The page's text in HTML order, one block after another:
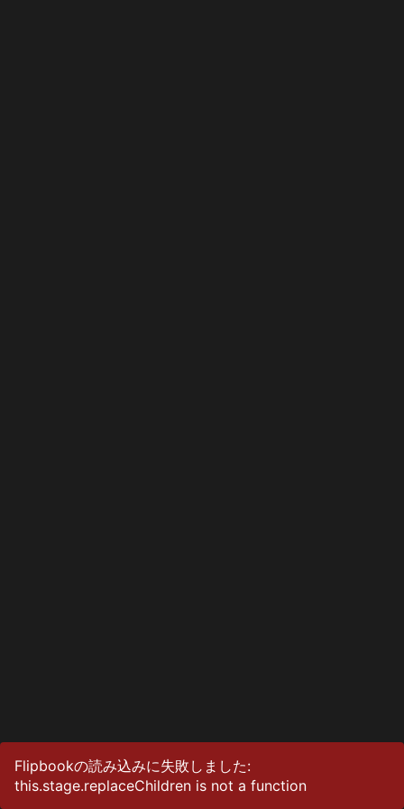
Flipbookの読み込みに失敗しました:
this.stage.replaceChildren is not a function